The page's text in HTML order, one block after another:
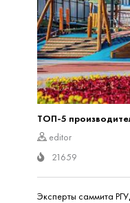
ТОП-5
editor
21659
Эксперты саммита